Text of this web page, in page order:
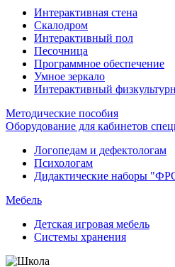
Интерактивная стена
Скалодром
Интерактивный пол
Песочница
Программное обеспечение
Умное зеркало
Интерактивный
Методические пособия
Оборудование для кабинетов
Логопедам и дефектологам
Психологам
Дидактические наборы
Мебель
Детская игровая мебель
Системы хранения